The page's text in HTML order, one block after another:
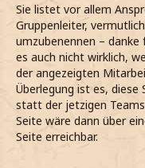
Sie listet vor allem
Gruppenleiter,
umzubenennen – danke
es auch nicht wirklich,
der angezeigten
Überlegung ist es, diese
statt der jetzigen
Seite wäre dann über
Seite erreichbar.